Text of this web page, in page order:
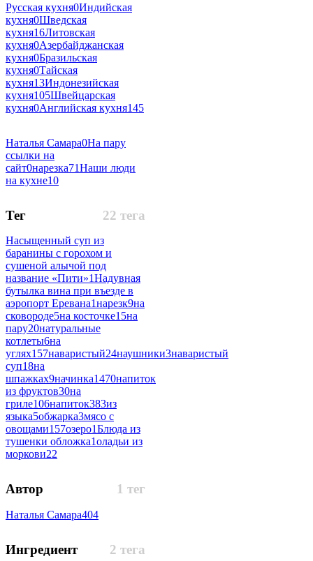
Русская кухня0Индийская
кухня0Шведская
кухня16Литовская
кухня0Азербайджанская
кухня0Бразильская
кухня0Тайская
кухня13Индонезийская
кухня105Швейцарская
кухня0Английская кухня145
Наталья Самара0На пару
ссылки на
сайт0нарезка71Наши люди
на кухне10
22 тега
Тег
Насыщенный суп из
баранины с горохом и
сушеной алычой под
название «Пити»1Надувная
бутылка вина при въезде в
аэропорт Еревана1нарезк9на
сковороде5на косточке15на
пару20натуральные
котлеты6на
углях157наваристый24наушники3наваристый
суп18на
шпажках9начинка1470напиток
из фруктов30на
гриле106напиток383из
языка5обжарка3мясо с
овощами157озеро1Блюда из
тушенки обложка1оладьи из
моркови22
1 тег
Автор
Наталья Самара404
2 тега
Ингредиент